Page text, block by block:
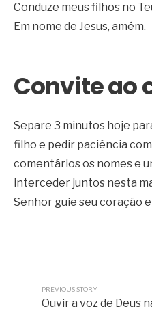
Conduze meus filhos no
Em nome de Jesus, amém.
Convite ao
Separe 3 minutos hoje
filho e pedir paciência
comentários os nomes e
interceder juntos nesta
Senhor guie seu coração
PREVIOUS STORY
Ouvir a voz de Deus